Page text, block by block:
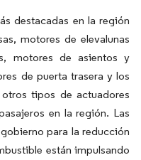
destacadas en la región
motores de elevalunas
motores de asientos y
de puerta trasera y los
tipos de actuadores
en la región. Las
para la reducción
están impulsando